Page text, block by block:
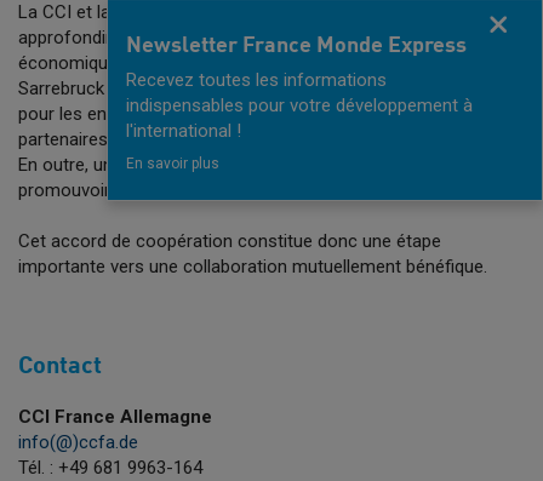
La CCI et la ville de Sarrebruck ont un intérêt commun à
approfondir leur coopération dans le domaine de la promotion
économique, notamment en vue de renforcer le site de
Sarrebruck comme lieu d'investissement et de travail attractif
pour les entreprises françaises. Un échange régulier entre les
partenaires doit permettre de faire fructifier cette coopération.
En outre, une brochure commune sera éditée en français pour
promouvoir le site économique de Sarrebruck.
Cet accord de coopération constitue donc une étape
importante vers une collaboration mutuellement bénéfique.
Contact
CCI France Allemagne
info(@)ccfa.de
Tél. : +49 681 9963-164
Newsletter France Monde Express
Recevez toutes les informations
indispensables pour votre développement à
l'international !
En savoir plus